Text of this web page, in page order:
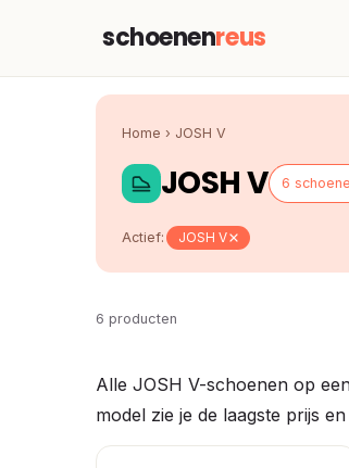
schoenenreus
Home › JOSH V
JOSH V 6
Actief: JOSH V
6 producten
Alle JOSH V-schoenen op
model zie je de laagste prijs